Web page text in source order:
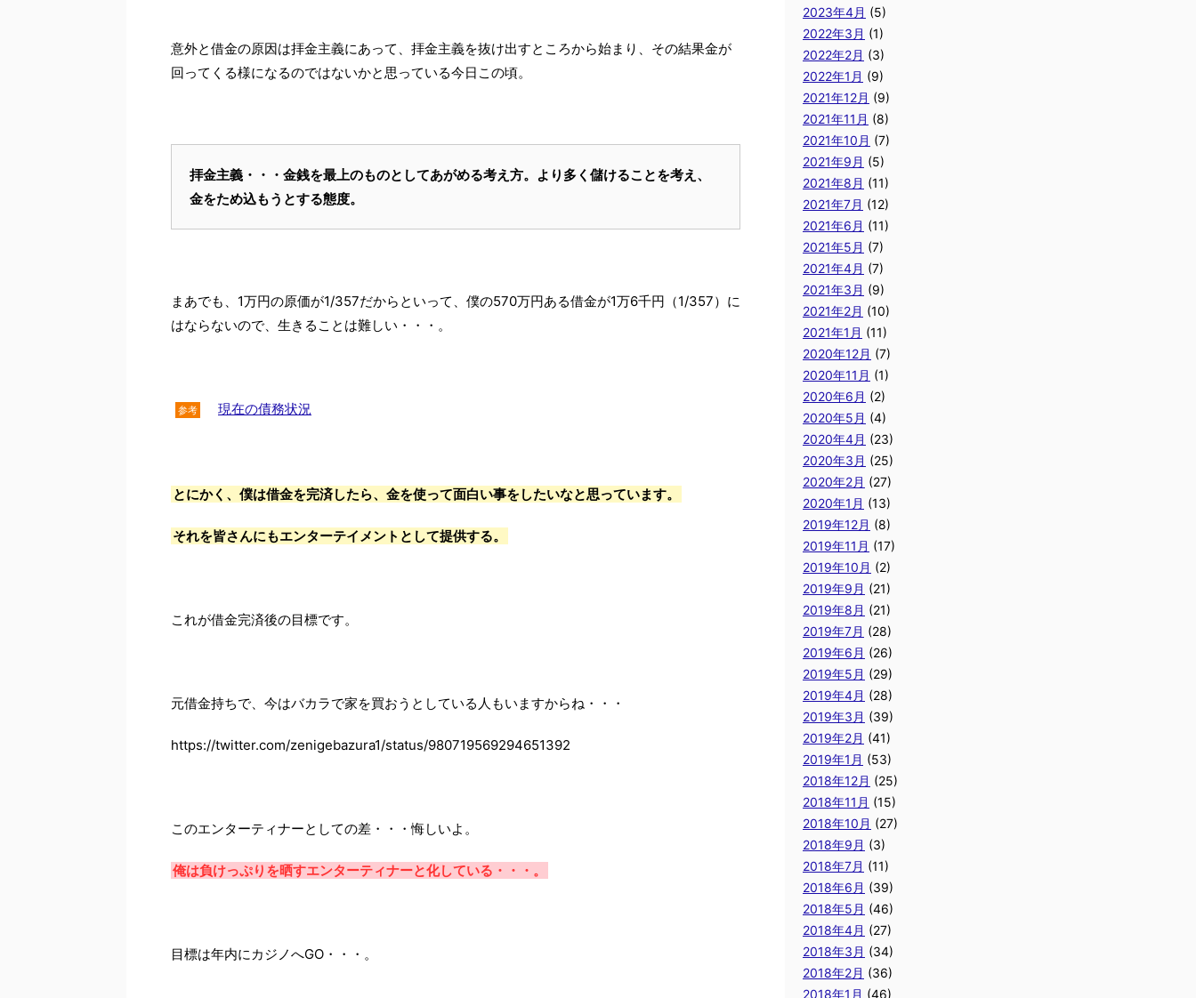
意外と借金の原因は拝金主義にあって、拝金主義を抜け出すところから始まり、その結果金が
回ってくる様になるのではないかと思っている今日この頃。
拝金主義・・・金銭を最上のものとしてあがめる考え方。より多く儲けることを考え、
金をため込もうとする態度。
まあでも、1万円の原価が1/357だからといって、僕の570万円ある借金が1万6千円（1/357）に
はならないので、生きることは難しい・・・。
参考 現在の債務状況
とにかく、僕は借金を完済したら、金を使って面白い事をしたいなと思っています。
それを皆さんにもエンターテイメントとして提供する。
これが借金完済後の目標です。
元借金持ちで、今はバカラで家を買おうとしている人もいますからね・・・
https://twitter.com/zenigebazura1/status/980719569294651392
このエンターティナーとしての差・・・悔しいよ。
俺は負けっぷりを晒すエンターティナーと化している・・・。
目標は年内にカジノへGO・・・。
2023年4月 (5)
2022年3月 (1)
2022年2月 (3)
2022年1月 (9)
2021年12月 (9)
2021年11月 (8)
2021年10月 (7)
2021年9月 (5)
2021年8月 (11)
2021年7月 (12)
2021年6月 (11)
2021年5月 (7)
2021年4月 (7)
2021年3月 (9)
2021年2月 (10)
2021年1月 (11)
2020年12月 (7)
2020年11月 (1)
2020年6月 (2)
2020年5月 (4)
2020年4月 (23)
2020年3月 (25)
2020年2月 (27)
2020年1月 (13)
2019年12月 (8)
2019年11月 (17)
2019年10月 (2)
2019年9月 (21)
2019年8月 (21)
2019年7月 (28)
2019年6月 (26)
2019年5月 (29)
2019年4月 (28)
2019年3月 (39)
2019年2月 (41)
2019年1月 (53)
2018年12月 (25)
2018年11月 (15)
2018年10月 (27)
2018年9月 (3)
2018年7月 (11)
2018年6月 (39)
2018年5月 (46)
2018年4月 (27)
2018年3月 (34)
2018年2月 (36)
2018年1月 (46)